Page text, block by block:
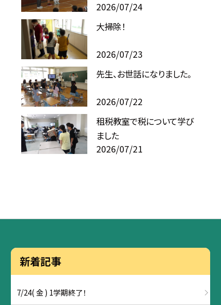
2026/07/24
大掃除！
2026/07/23
先生、お世話になりました。
2026/07/22
租税教室で税について学び
ました
2026/07/21
新着記事
7/24( 金 ) 1学期終了！